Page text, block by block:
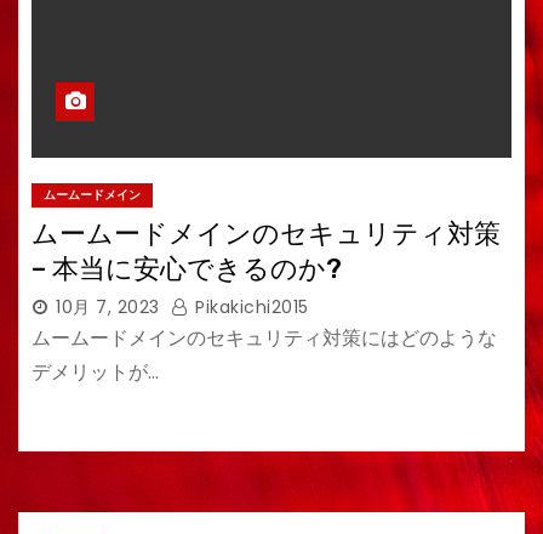
ムームードメイン
ムームードメインのセキュリティ対策
– 本当に安心できるのか?
10月 7, 2023 Pikakichi2015
ムームードメインのセキュリティ対策にはどのような
デメリットが…